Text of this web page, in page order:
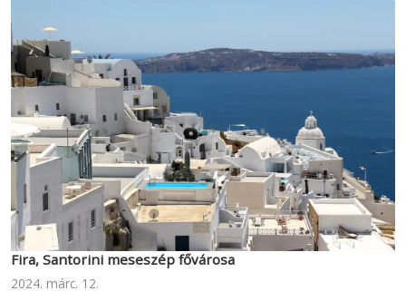
Fira, Santorini meseszép fővárosa
2024. márc. 12.